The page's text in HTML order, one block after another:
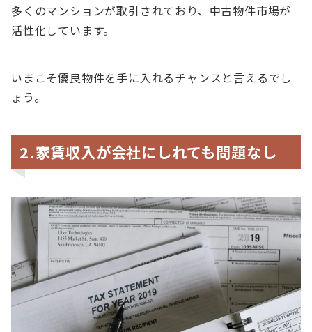
多くのマンションが取引されており、中古物件市場が
活性化しています。
いまこそ優良物件を手に入れるチャンスと言えるでし
ょう。
2.家賃収入が会社にしれても問題なし